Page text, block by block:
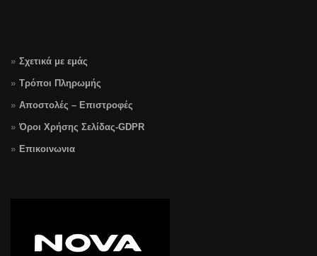
Σχετικά με εμάς
Τρόποι Πληρωμής
Αποστολές – Επιστροφές
Όροι Χρήσης Σελίδας-GDPR
Επικοινωνια